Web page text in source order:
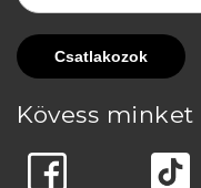
Kövess minket